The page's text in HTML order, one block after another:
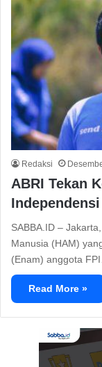
Redaksi
ABRI Tekan
SABBA.ID –
Manusia (HAM)
(Enam) anggota
Read More »